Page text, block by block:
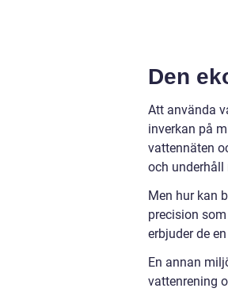
Den
Att använda
inverkan på
vattennäten
och underhåll
Men hur kan
precision
erbjuder de
En annan
vattenrening